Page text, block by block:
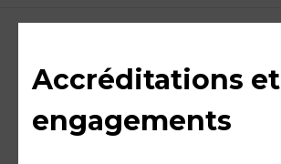
Accréditations et
engagements